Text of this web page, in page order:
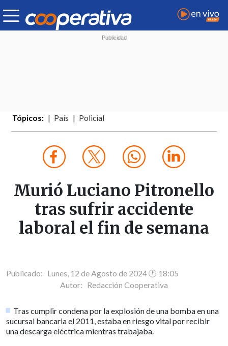
Tópicos: País Policial
Murió Luciano Pitronello
tras sufrir accidente
laboral el fin de semana
Publicado: Lunes, 12 de Agosto de 2024 🕐 18:05
Autor: Redacción Cooperativa
Tras cumplir condena por la explosión de una bomba en una
sucursal bancaria el 2011, estaba en riesgo vital por recibir
una descarga eléctrica mientras trabajaba.